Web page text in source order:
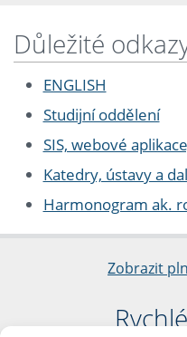
Důležité
ENGLISH
Studijní oddělení
SIS, webové
Katedry, ústavy a
Harmonogram ak.
Zobrazit